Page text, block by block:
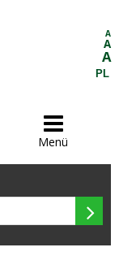
A
A
A
PL

Menü
